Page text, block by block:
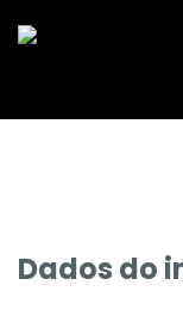
Dados do